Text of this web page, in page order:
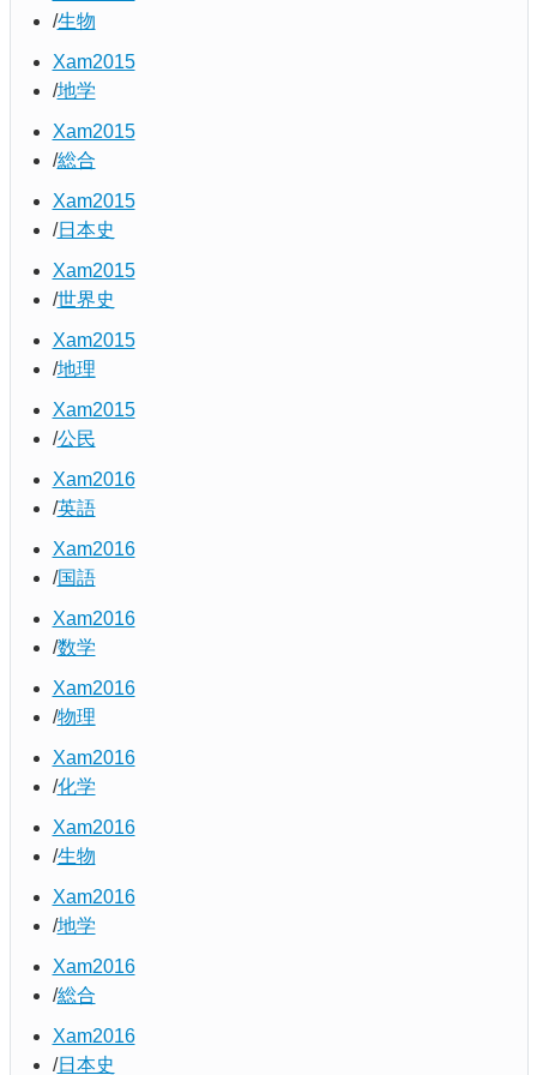
生物
Xam2015
地学
Xam2015
総合
Xam2015
日本史
Xam2015
世界史
Xam2015
地理
Xam2015
公民
Xam2016
英語
Xam2016
国語
Xam2016
数学
Xam2016
物理
Xam2016
化学
Xam2016
生物
Xam2016
地学
Xam2016
総合
Xam2016
日本史